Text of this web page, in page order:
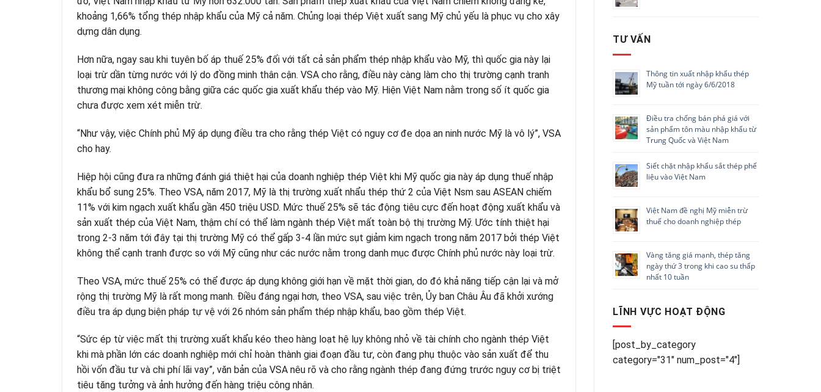
khoảng 1,66% tổng thép nhập khẩu của Mỹ cả năm. Chủng loại thép Việt xuất sang Mỹ chủ yếu là phục vụ cho xây
dựng dân dụng.
Hơn nữa, ngay sau khi tuyên bố áp thuế 25% đối với tất cả sản phẩm thép nhập khẩu vào Mỹ, thì quốc gia này lại
loại trừ dần từng nước với lý do đồng minh thân cận. VSA cho rằng, điều này càng làm cho thị trường cạnh tranh
thương mại không công bằng giữa các quốc gia xuất khẩu thép vào Mỹ. Hiện Việt Nam nằm trong số ít quốc gia
chưa được xem xét miễn trừ.
“Như vậy, việc Chính phủ Mỹ áp dụng điều tra cho rằng thép Việt có nguy cơ đe dọa an ninh nước Mỹ là vô lý”, VSA
cho hay.
Hiệp hội cũng đưa ra những đánh giá thiệt hại của doanh nghiệp thép Việt khi Mỹ quốc gia này áp dụng thuế nhập
khẩu bổ sung 25%. Theo VSA, năm 2017, Mỹ là thị trường xuất nhẩu thép thứ 2 của Việt Nsm sau ASEAN chiếm
11% với kim ngạch xuất khẩu gần 450 triệu USD. Mức thuế 25% sẽ tác động tiêu cực đến hoạt động xuất khẩu và
sản xuất thép của Việt Nam, thậm chí có thể làm ngành thép Việt mất toàn bộ thị trường Mỹ. Ước tính thiệt hại
trong 2-3 năm tới đây tại thị trường Mỹ có thể gấp 3-4 lần mức sụt giảm kim ngạch trong năm 2017 bởi thép Việt
không thể cạnh tranh được so với Mỹ cũng như các nước nằm trong danh mục được Chính phủ nước này loại trừ.
Theo VSA, mức thuế 25% có thể được áp dụng không giới hạn về mặt thời gian, do đó khả năng tiếp cận lại và mở
rộng thị trường Mỹ là rất mong manh. Điều đáng ngại hơn, theo VSA, sau việc trên, Ủy ban Châu Âu đã khởi xướng
điều tra áp dụng biện pháp tự vệ với 26 nhóm sản phẩm thép nhập khẩu, bao gồm thép Việt.
“Sức ép từ việc mất thị trường xuất khẩu kéo theo hàng loạt hệ lụy không nhỏ về tài chính cho ngành thép Việt
khi mà phần lớn các doanh nghiệp mới chỉ hoàn thành giai đoạn đầu tư, còn đang phụ thuộc vào sản xuất để thu
hồi vốn đầu tư và chi phí lãi vay”, văn bản của VSA nêu rõ và cho rằng ngành thép đang đứng trước nguy cơ bị triệt
tiêu tăng tưởng và ảnh hưởng đến hàng triệu công nhân.
TƯ VẤN
Thông tin xuất nhập khẩu thép
Mỹ tuần tới ngày 6/6/2018
Điều tra chống bán phá giá với
sản phẩm tôn màu nhập khẩu từ
Trung Quốc và Việt Nam
Siết chặt nhập khẩu sắt thép phế
liệu vào Việt Nam
Việt Nam đề nghị Mỹ miễn trừ
thuế cho doanh nghiệp thép
Vàng tăng giá mạnh, thép tăng
ngày thứ 3 trong khi cao su thấp
nhất 10 tuần
LĨNH VỰC HOẠT ĐỘNG
[post_by_category
category="31" num_post="4"]